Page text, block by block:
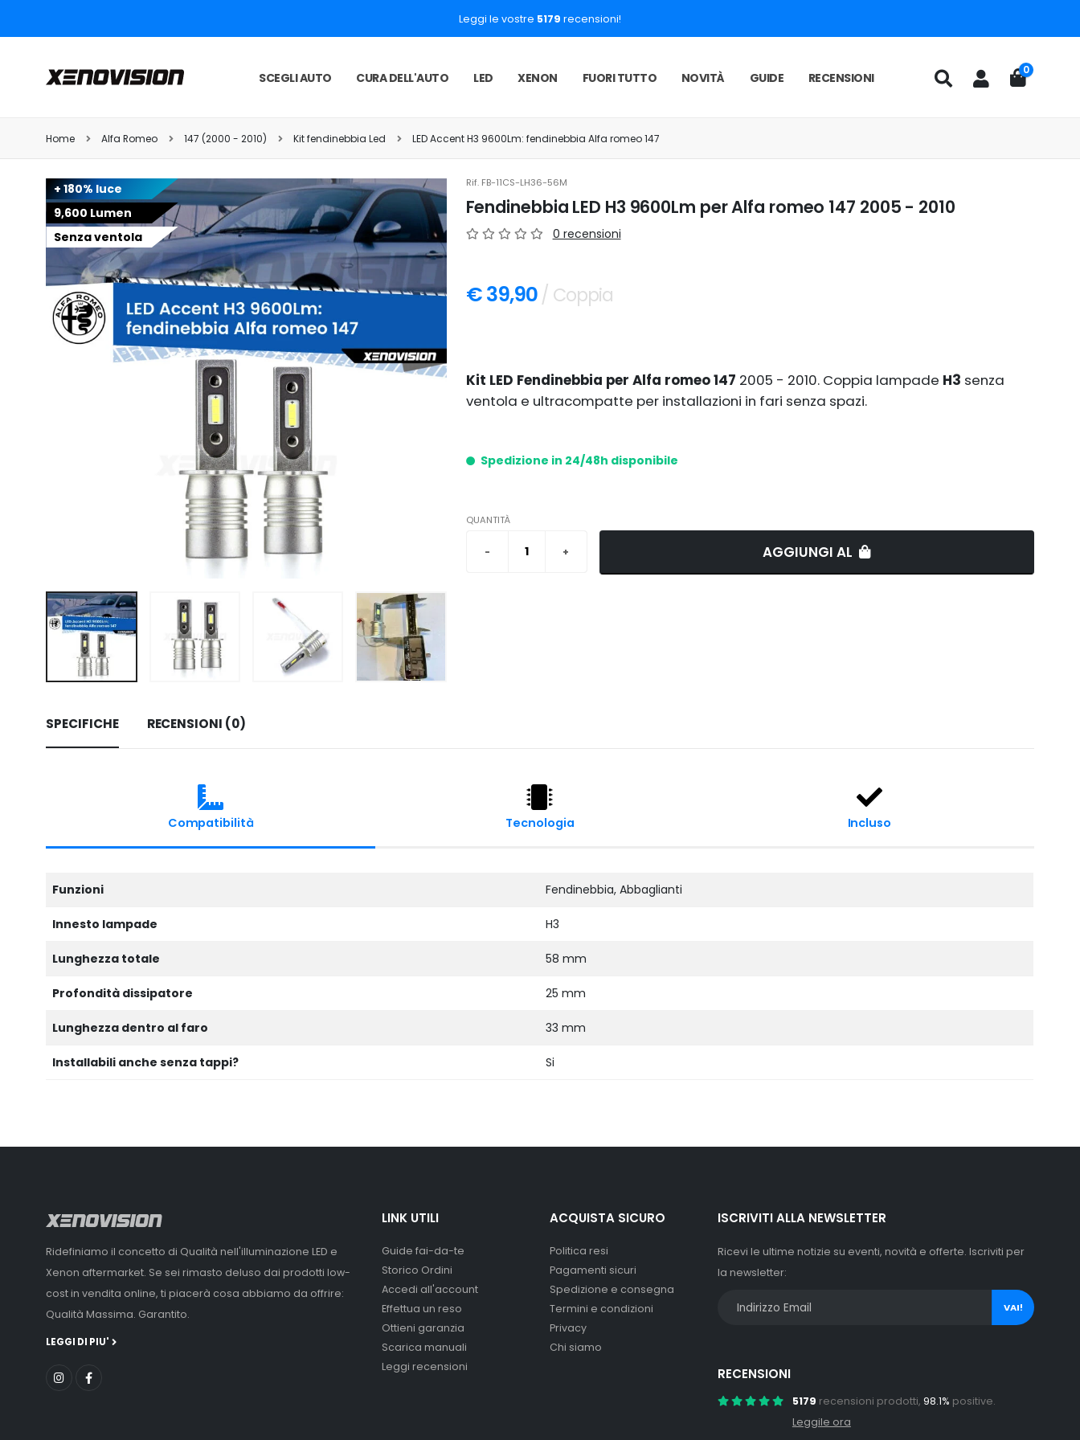
Leggi le vostre 5179 recensioni!
SCEGLI AUTO CURA DELL'AUTO LED XENON FUORI TUTTO NOVITÀ GUIDE RECENSIONI
0
Home Alfa Romeo 147 (2000 - 2010) Kit fendinebbia Led LED Accent H3 9600Lm: fendinebbia Alfa romeo 147
+ 180% luce
9,600 Lumen
Senza ventola
Rif. FB-11CS-LH36-56M
Fendinebbia LED H3 9600Lm per Alfa romeo 147 2005 - 2010
0 recensioni
€ 39,90 / Coppia
Kit LED Fendinebbia per Alfa romeo 147 2005 - 2010. Coppia lampade H3 senza
ventola e ultracompatte per installazioni in fari senza spazi.
Spedizione in 24/48h disponibile
QUANTITÀ
AGGIUNGI AL
SPECIFICHE RECENSIONI (0)
Compatibilità Tecnologia Incluso
Funzioni Fendinebbia, Abbaglianti
Innesto lampade H3
Lunghezza totale 58 mm
Profondità dissipatore 25 mm
Lunghezza dentro al faro 33 mm
Installabili anche senza tappi? Si
Ridefiniamo il concetto di Qualità nell'illuminazione LED e
Xenon aftermarket. Se sei rimasto deluso dai prodotti low-
cost in vendita online, ti piacerà cosa abbiamo da offrire:
Qualità Massima. Garantito.
LEGGI DI PIU'
LINK UTILI
Guide fai-da-te
Storico Ordini
Accedi all'account
Effettua un reso
Ottieni garanzia
Scarica manuali
Leggi recensioni
ACQUISTA SICURO
Politica resi
Pagamenti sicuri
Spedizione e consegna
Termini e condizioni
Privacy
Chi siamo
ISCRIVITI ALLA NEWSLETTER
Ricevi le ultime notizie su eventi, novità e offerte. Iscriviti per
la newsletter:
VAI!
RECENSIONI
5179 recensioni prodotti, 98.1% positive.
Leggile ora